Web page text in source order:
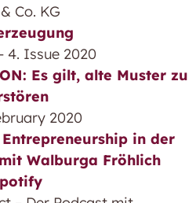
Co. KG
4. Issue 2020
Es gilt, alte Muster zu
2020
in der
Walburga Fröhlich